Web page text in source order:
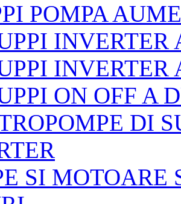
POMPA
INVERTER
INVERTER
ON OFF A
DI
SI MOTOARE